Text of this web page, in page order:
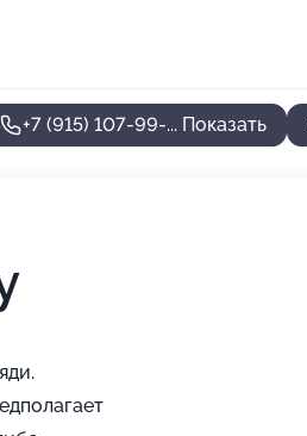
+7 (915) 107-99-... Показать